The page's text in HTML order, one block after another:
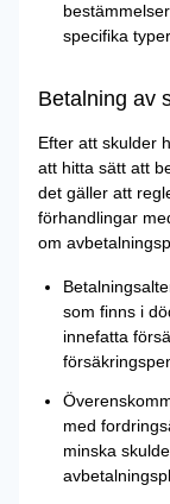
specifika
Betalning av
Efter att skulder
att hitta sätt att
det gäller att
förhandlingar
om
som finns i
innefatta
med
minska